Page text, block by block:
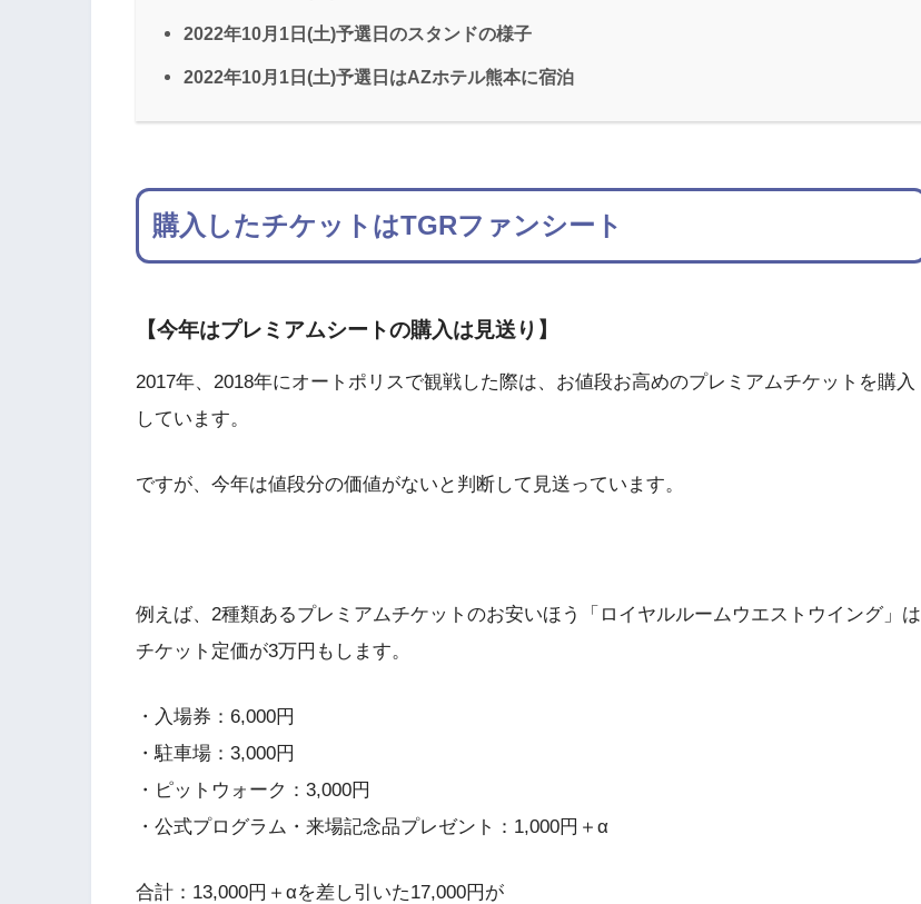
2022年10月1日(土)予選日のスタンドの様子
2022年10月1日(土)予選日はAZホテル熊本に宿泊
購入したチケットはTGRファンシート
【今年はプレミアムシートの購入は見送り】
2017年、2018年にオートポリスで観戦した際は、お値段お高めのプレミアムチケットを購入
しています。
ですが、今年は値段分の価値がないと判断して見送っています。
例えば、2種類あるプレミアムチケットのお安いほう「ロイヤルルームウエストウイング」は
チケット定価が3万円もします。
・入場券：6,000円
・駐車場：3,000円
・ピットウォーク：3,000円
・公式プログラム・来場記念品プレゼント：1,000円＋α
合計：13,000円＋αを差し引いた17,000円が